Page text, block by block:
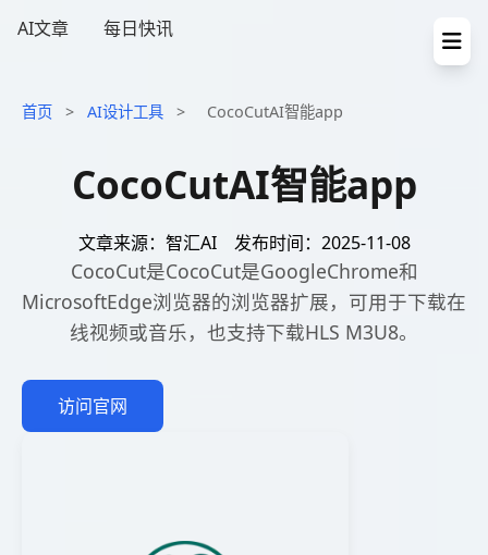
AI文章 每日快讯
首页 > AI设计工具 > CocoCutAI智能app
CocoCutAI智能app
文章来源：智汇AI 发布时间：2025-11-08
CocoCut是CocoCut是GoogleChrome和
MicrosoftEdge浏览器的浏览器扩展，可用于下载在
线视频或音乐，也支持下载HLS M3U8。
访问官网